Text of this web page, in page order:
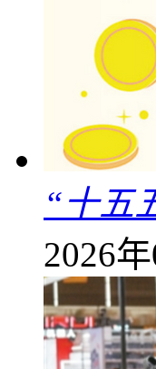
“十五
2026